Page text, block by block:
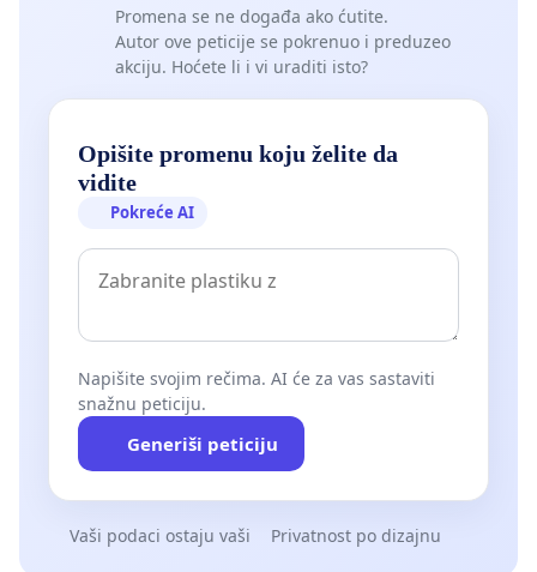
Promena se ne događa ako ćutite.
Autor ove peticije se pokrenuo i preduzeo
akciju. Hoćete li i vi uraditi isto?
Opišite promenu koju želite da
vidite
Pokreće AI
Napišite svojim rečima. AI će za vas sastaviti
snažnu peticiju.
Generiši peticiju
Vaši podaci ostaju vaši Privatnost po dizajnu